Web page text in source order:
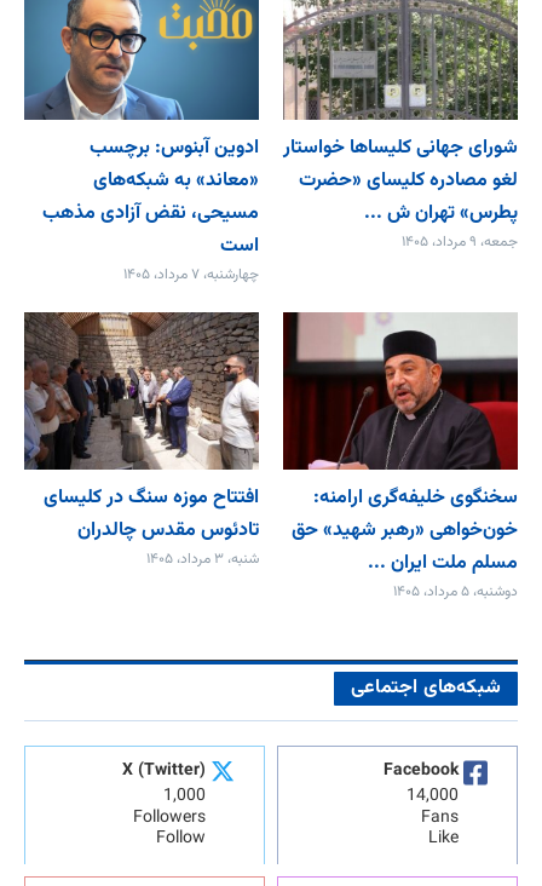
شورای جهانی کلیساها خواستار
لغو مصادره کلیسای «حضرت
پطرس» تهران ش ...
جمعه، ۹ مرداد، ۱۴۰۵
ادوین آبنوس: برچسب
«معاند» به شبکه‌های
مسیحی، نقض آزادی مذهب
است
چهارشنبه، ۷ مرداد، ۱۴۰۵
سخنگوی خلیفه‌گری ارامنه:
خون‌خواهی «رهبر شهید» حق
مسلم ملت ایران ...
دوشنبه، ۵ مرداد، ۱۴۰۵
افتتاح موزه سنگ در کلیسای
تادئوس مقدس چالدران
شنبه، ۳ مرداد، ۱۴۰۵
شبکه‌های اجتماعی
Facebook
14,000
Fans
Like
X (Twitter)
1,000
Followers
Follow